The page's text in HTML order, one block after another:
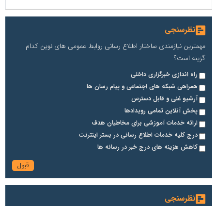
نظرسنجی
مهمترین نیازمندی ساختار اطلاع رسانی روابط عمومی های نوین کدام
گزینه است؟
راه اندازی خبرگزاری داخلی
همراهی شبکه های اجتماعی و پیام رسان ها
آرشیو غنی و قابل دسترس
پخش آنلاین تمامی رویدادها
ارائه خدمات آموزشی برای مخاطیان هدف
درج کلیه خدمات اطلاع رسانی در بستر اینترنت
کاهش هزینه های درج خبر در رسانه ها
نظرسنجی